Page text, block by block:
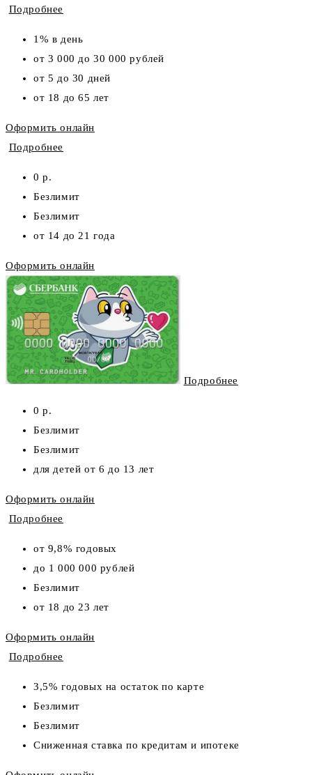
Подробнее
1% в день
от 3 000 до 30 000 рублей
от 5 до 30 дней
от 18 до 65 лет
Оформить онлайн
Подробнее
0 р.
Безлимит
Безлимит
от 14 до 21 года
Оформить онлайн
Подробнее
0 р.
Безлимит
Безлимит
для детей от 6 до 13 лет
Оформить онлайн
Подробнее
от 9,8% годовых
до 1 000 000 рублей
Безлимит
от 18 до 23 лет
Оформить онлайн
Подробнее
3,5% годовых на остаток по карте
Безлимит
Безлимит
Сниженная ставка по кредитам и ипотеке